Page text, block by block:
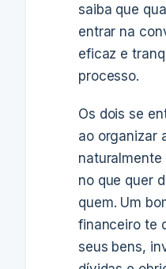
saiba que
entrar na
eficaz e
processo.
Os dois se
ao organizar
no que quer
quem. Um
financeiro te
seus bens,